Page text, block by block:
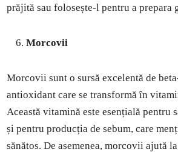
prăjită sau folosește-l pentru a prepara
Morcovii
Morcovii sunt o sursă excelentă de
antioxidant care se transformă în
Această vitamină este esențială pentru
și pentru producția de sebum, care
sănătos. De asemenea, morcovii ajută